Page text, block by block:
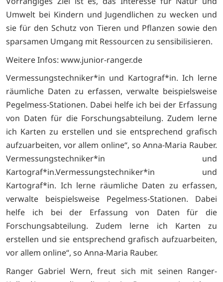
Umwelt bei Kindern und Jugendlichen zu wecken und
sie für den Schutz von Tieren und Pflanzen sowie den
sparsamen Umgang mit Ressourcen zu sensibilisieren.
Weitere Infos: www.junior-ranger.de
Vermessungstechniker*in und Kartograf*in. Ich lerne
räumliche Daten zu erfassen, verwalte beispielsweise
Pegelmess-Stationen. Dabei helfe ich bei der Erfassung
von Daten für die Forschungsabteilung. Zudem lerne
ich Karten zu erstellen und sie entsprechend grafisch
aufzuarbeiten, vor allem online“, so Anna-Maria Rauber.
Vermessungstechniker*in und
Kartograf*in.Vermessungstechniker*in und
Kartograf*in. Ich lerne räumliche Daten zu erfassen,
verwalte beispielsweise Pegelmess-Stationen. Dabei
helfe ich bei der Erfassung von Daten für die
Forschungsabteilung. Zudem lerne ich Karten zu
erstellen und sie entsprechend grafisch aufzuarbeiten,
vor allem online“, so Anna-Maria Rauber.
Ranger Gabriel Wern, freut sich mit seinen Ranger-